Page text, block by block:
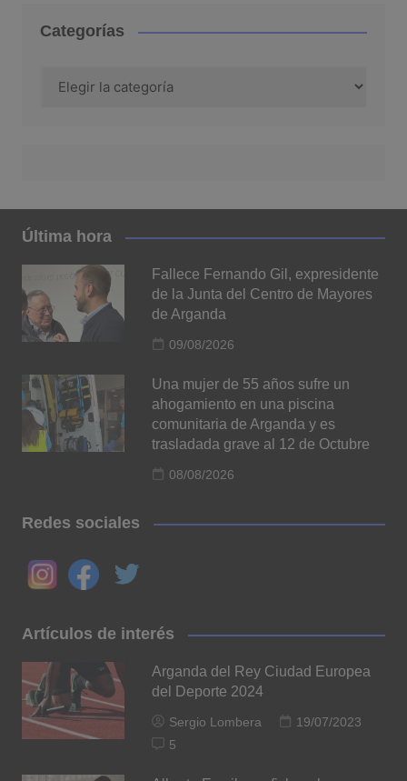
Categorías
Última hora
Fallece Fernando Gil, expresidente
de la Junta del Centro de Mayores
de Arganda
09/08/2026
Una mujer de 55 años sufre un
ahogamiento en una piscina
comunitaria de Arganda y es
trasladada grave al 12 de Octubre
08/08/2026
Redes sociales
Artículos de interés
Arganda del Rey Ciudad Europea
del Deporte 2024
Sergio Lombera
19/07/2023
5